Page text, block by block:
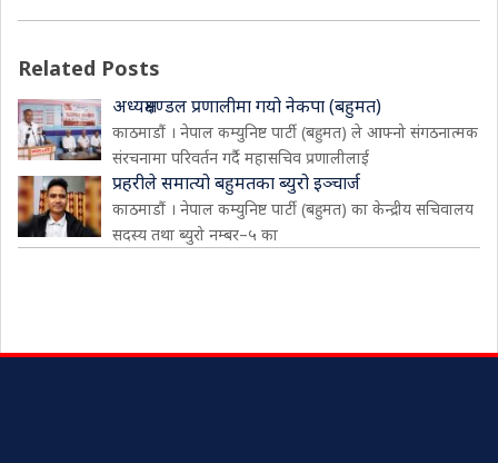
Related Posts
अध्यक्षमण्डल प्रणालीमा गयो नेकपा (बहुमत)
काठमाडौं । नेपाल कम्युनिष्ट पार्टी (बहुमत) ले आफ्नो संगठनात्मक
संरचनामा परिवर्तन गर्दै महासचिव प्रणालीलाई
प्रहरीले समात्यो बहुमतका ब्युरो इञ्चार्ज
काठमाडौं । नेपाल कम्युनिष्ट पार्टी (बहुमत) का केन्द्रीय सचिवालय
सदस्य तथा ब्युरो नम्बर–५ का